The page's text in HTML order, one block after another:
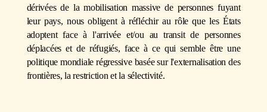
dérivées de la mobilisation massive de personnes fuyant
leur pays, nous obligent à réfléchir au rôle que les États
adoptent face à l'arrivée et/ou au transit de personnes
déplacées et de réfugiés, face à ce qui semble être une
politique mondiale régressive basée sur l'externalisation des
frontières, la restriction et la sélectivité.